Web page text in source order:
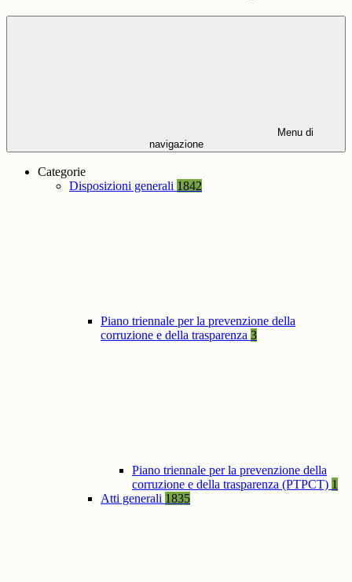
Menu di
navigazione
Categorie
Disposizioni generali 1842
Piano triennale per la prevenzione della
corruzione e della trasparenza 3
Piano triennale per la prevenzione della
corruzione e della trasparenza (PTPCT) 1
Atti generali 1835